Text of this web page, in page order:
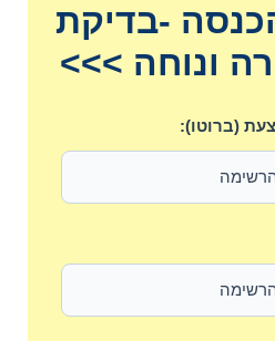
-בדיקת
ונוחה >>>
(ברוטו):